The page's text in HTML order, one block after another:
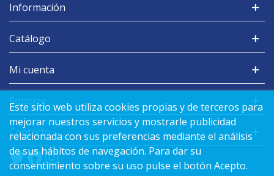
Este sitio web utiliza cookies propias y de terceros para
mejorar nuestros servicios y mostrarle publicidad
relacionada con sus preferencias mediante el análisis
de sus hábitos de navegación. Para dar su
consentimiento sobre su uso pulse el botón Acepto.
Información
Catálogo
Mi cuenta
Soporte
Contacto